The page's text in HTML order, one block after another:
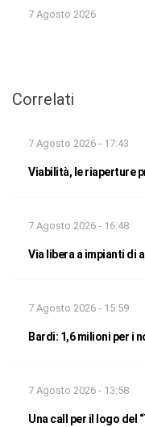
7 Agosto 2026
Correlati
7 Agosto 2026 - 17:43
Viabilità, le riaperture
7 Agosto 2026 - 16:48
Via libera a impianti di
7 Agosto 2026 - 15:59
Bardi: 1,6 milioni per i
7 Agosto 2026 - 13:58
Una call per il logo del